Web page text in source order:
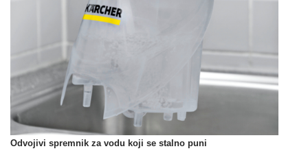
Odvojivi spremnik za vodu koji se stalno puni